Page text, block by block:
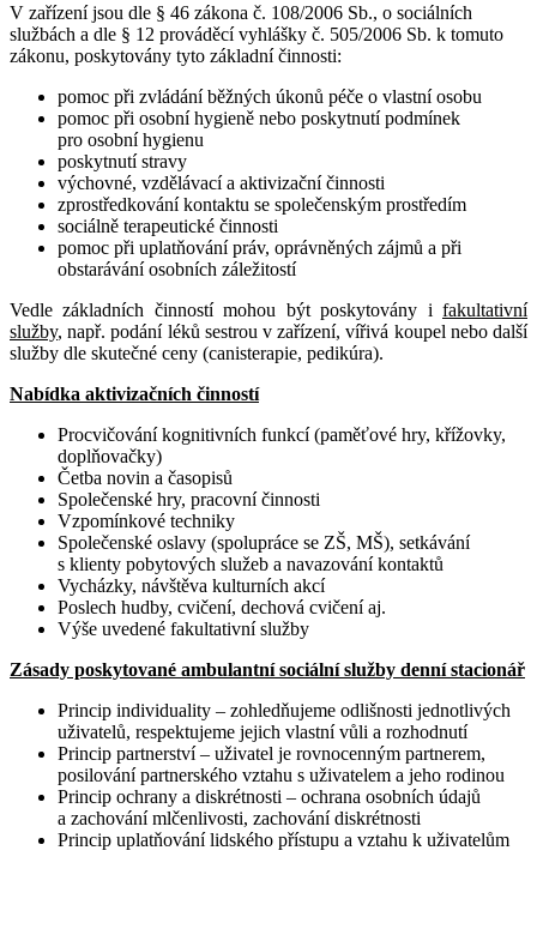
V zařízení jsou dle § 46 zákona č. 108/2006 Sb., o sociálních
službách a dle § 12 prováděcí vyhlášky č. 505/2006 Sb. k tomuto
zákonu, poskytovány tyto základní činnosti:
pomoc při zvládání běžných úkonů péče o vlastní osobu
pomoc při osobní hygieně nebo poskytnutí podmínek
pro osobní hygienu
poskytnutí stravy
výchovné, vzdělávací a aktivizační činnosti
zprostředkování kontaktu se společenským prostředím
sociálně terapeutické činnosti
pomoc při uplatňování práv, oprávněných zájmů a při
obstarávání osobních záležitostí
Vedle základních činností mohou být poskytovány i fakultativní
služby, např. podání léků sestrou v zařízení, vířivá koupel nebo další
služby dle skutečné ceny (canisterapie, pedikúra).
Nabídka aktivizačních činností
Procvičování kognitivních funkcí (paměťové hry, křížovky,
doplňovačky)
Četba novin a časopisů
Společenské hry, pracovní činnosti
Vzpomínkové techniky
Společenské oslavy (spolupráce se ZŠ, MŠ), setkávání
s klienty pobytových služeb a navazování kontaktů
Vycházky, návštěva kulturních akcí
Poslech hudby, cvičení, dechová cvičení aj.
Výše uvedené fakultativní služby
Zásady poskytované ambulantní sociální služby denní stacionář
Princip individuality – zohledňujeme odlišnosti jednotlivých
uživatelů, respektujeme jejich vlastní vůli a rozhodnutí
Princip partnerství – uživatel je rovnocenným partnerem,
posilování partnerského vztahu s uživatelem a jeho rodinou
Princip ochrany a diskrétnosti – ochrana osobních údajů
a zachování mlčenlivosti, zachování diskrétnosti
Princip uplatňování lidského přístupu a vztahu k uživatelům